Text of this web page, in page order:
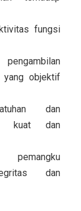
fungsi
yang objektif
dan
kuat dan
pemangku
dan